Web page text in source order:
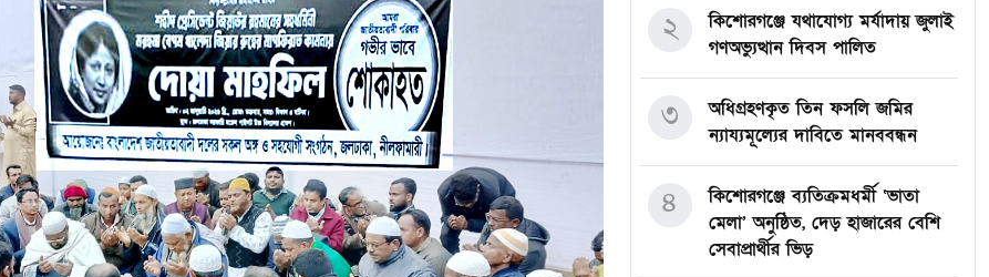
কিশোরগঞ্জে যথাযোগ্য মর্যাদায় জুলাই
গণঅভ্যুত্থান দিবস পালিত
২
অধিগ্রহণকৃত তিন ফসলি জমির
ন্যায্যমূল্যের দাবিতে মানববন্ধন
৩
কিশোরগঞ্জে ব্যতিক্রমধর্মী ‘ভাতা
মেলা’ অনুষ্ঠিত, দেড় হাজারের বেশি
সেবাপ্রার্থীর ভিড়
৪